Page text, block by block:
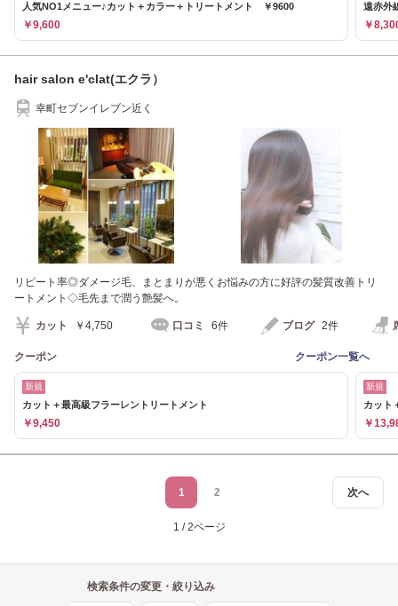
人気NO1メニュー♪カット＋カラー＋トリートメント ￥9600
￥9,600
遠赤外
￥
hair salon e'clat(エクラ）
幸町セブンイレブン近く
リピート率◎ダメージ毛、まとまりが悪くお悩みの方に好評の髪質改善トリ
ートメント◇毛先まで潤う艶髪へ。
カット ￥4,750 口コミ 6件 ブログ 2件
クーポン クーポン一覧へ
新規
カット＋最高級フラーレントリートメント
￥9,450
新規
カット
￥
次へ
1 2
1 / 2ページ
検索条件の変更・絞り込み